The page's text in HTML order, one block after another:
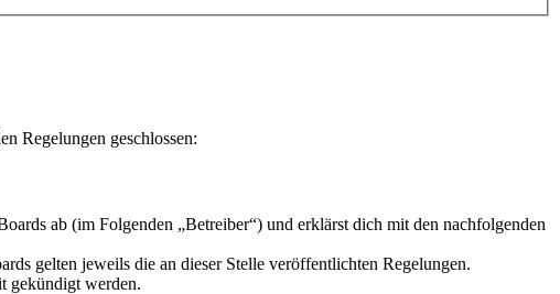
Regelungen geschlossen:
ab (im Folgenden „Betreiber“) und erklärst dich mit den nachfolgenden
gelten jeweils die an dieser Stelle veröffentlichten Regelungen.
gekündigt werden.